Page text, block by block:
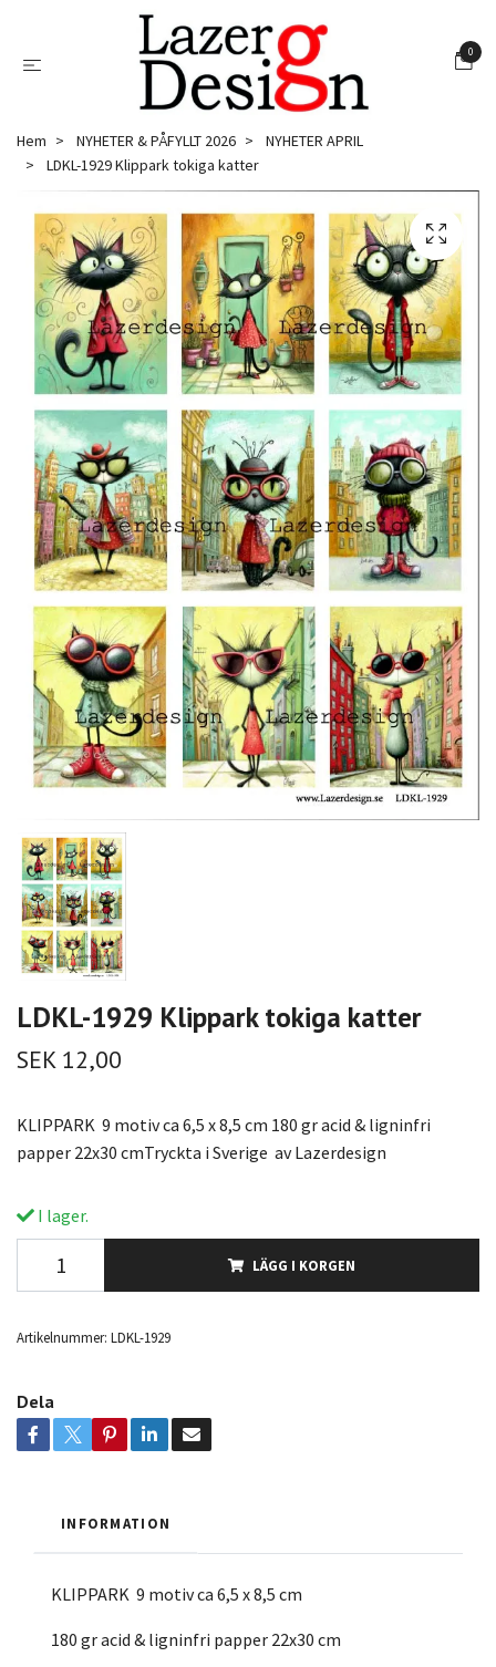
0
Hem NYHETER & PÅFYLLT 2026
NYHETER APRIL
LDKL-1929 Klippark tokiga katter
LDKL-1929 Klippark tokiga katter
SEK 12,00
KLIPPARK 9 motiv ca 6,5 x 8,5 cm 180 gr acid & ligninfri
papper 22x30 cmTryckta i Sverige av Lazerdesign
I lager.
LÄGG I KORGEN
Artikelnummer: LDKL-1929
Dela
INFORMATION
KLIPPARK 9 motiv ca 6,5 x 8,5 cm
180 gr acid & ligninfri papper 22x30 cm